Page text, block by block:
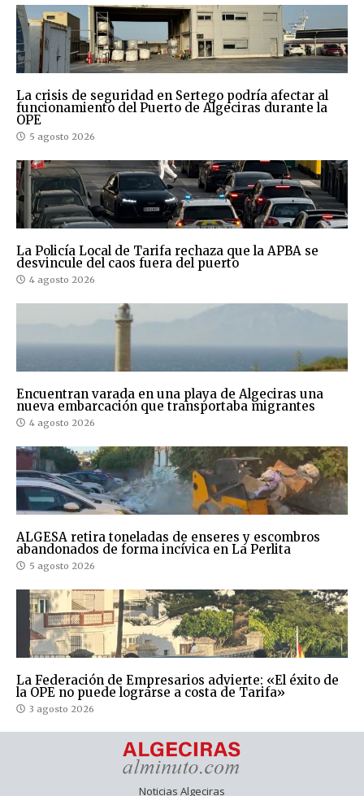
La crisis de seguridad en Sertego podría afectar al
funcionamiento del Puerto de Algeciras durante la
OPE
5 agosto 2026
La Policía Local de Tarifa rechaza que la APBA se
desvincule del caos fuera del puerto
4 agosto 2026
Encuentran varada en una playa de Algeciras una
nueva embarcación que transportaba migrantes
4 agosto 2026
ALGESA retira toneladas de enseres y escombros
abandonados de forma incívica en La Perlita
5 agosto 2026
La Federación de Empresarios advierte: «El éxito de
la OPE no puede lograrse a costa de Tarifa»
3 agosto 2026
Noticias Algeciras